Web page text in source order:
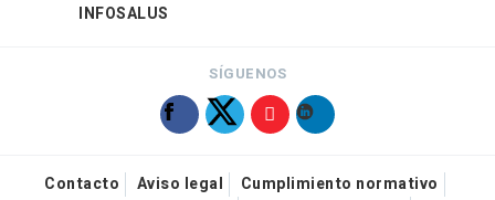
INFOSALUS
SÍGUENOS
Contacto Aviso legal
Cumplimiento normativo